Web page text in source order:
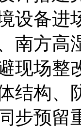
设备进
南方高
现场整
结构、
步预留